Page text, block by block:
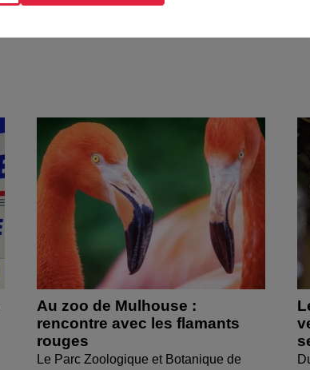
Au zoo de Mulhouse :
rencontre avec les flamants
rouges
Le Parc Zoologique et Botanique de